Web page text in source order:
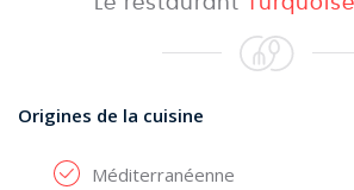
Origines de la cuisine
Méditerranéenne